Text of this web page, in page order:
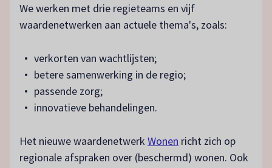
We werken met drie regieteams en vijf
waardenetwerken aan actuele thema's, zoals:
verkorten van wachtlijsten;
betere samenwerking in de regio;
passende zorg;
innovatieve behandelingen.
Het nieuwe waardenetwerk Wonen richt zich op
regionale afspraken over (beschermd) wonen. Ook